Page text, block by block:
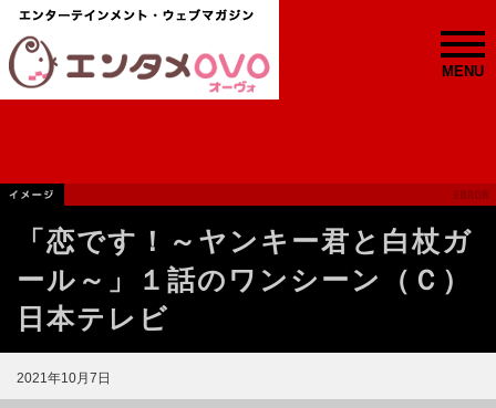
MENU
「恋です！～ヤンキー君と白杖ガ
ール～」１話のワンシーン（Ｃ）
日本テレビ
2021年10月7日